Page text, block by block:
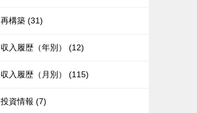
再構築 (31)
収入履歴（年別） (12)
収入履歴（月別） (115)
投資情報 (7)